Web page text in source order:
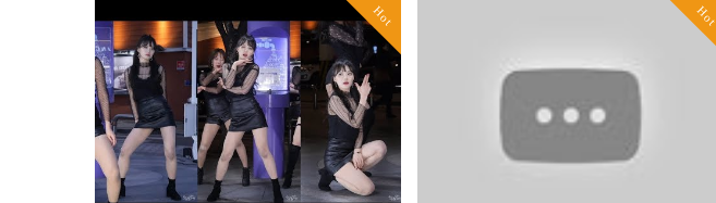
Hot Hot